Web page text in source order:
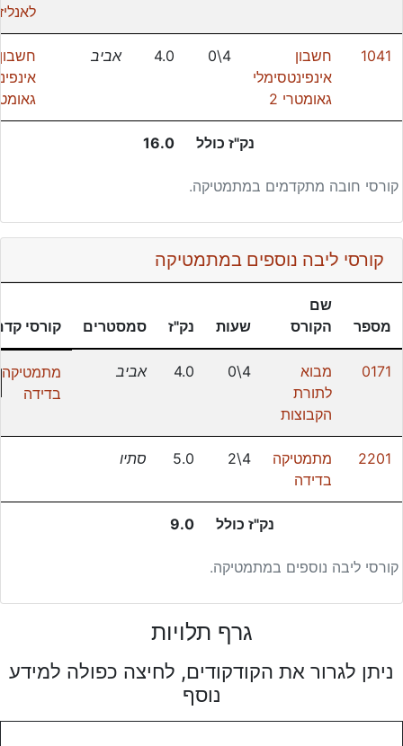
קורסי חובה מתקדמים במתמטיקה.
נק"ז כולל 16.0
1041
חשבון
אינפינטסימלי
גאומטרי 2
4\0
4.0 אביב
חשבון
קורסי ליבה נוספים במתמטיקה
קורסי ליבה נוספים במתמטיקה.
מספר
שם
הקורס
שעות נק"ז סמסטרים קורסי
נק"ז כולל 9.0
0171
מבוא
לתורת
הקבוצות
4\0
4.0 אביב
מתמטיקה
בדידה
2201
מתמטיקה
בדידה
4\2
5.0 סתיו
גרף תלויות
ניתן לגרור את הקודקודים, לחיצה כפולה למידע
נוסף